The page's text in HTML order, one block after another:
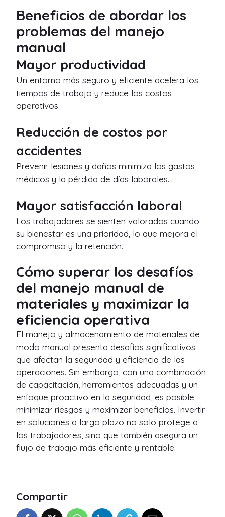
Beneficios de abordar los
problemas del manejo
manual
Mayor productividad
Un entorno más seguro y eficiente acelera los
tiempos de trabajo y reduce los costos
operativos.
Reducción de costos por
accidentes
Prevenir lesiones y daños minimiza los gastos
médicos y la pérdida de días laborales.
Mayor satisfacción laboral
Los trabajadores se sienten valorados cuando
su bienestar es una prioridad, lo que mejora el
compromiso y la retención.
Cómo superar los desafíos
del manejo manual de
materiales y maximizar la
eficiencia operativa
El manejo y almacenamiento de materiales de
modo manual presenta desafíos significativos
que afectan la seguridad y eficiencia de las
operaciones. Sin embargo, con una combinación
de capacitación, herramientas adecuadas y un
enfoque proactivo en la seguridad, es posible
minimizar riesgos y maximizar beneficios. Invertir
en soluciones a largo plazo no solo protege a
los trabajadores, sino que también asegura un
flujo de trabajo más eficiente y rentable.
Compartir